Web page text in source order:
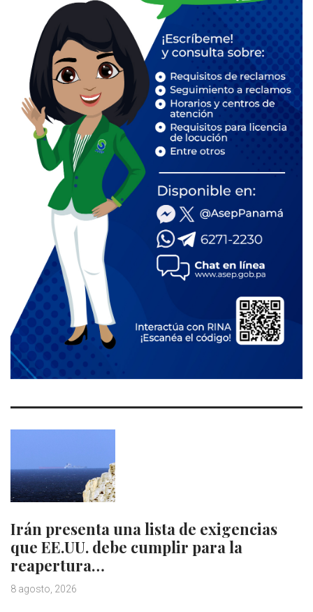
Irán presenta una lista de exigencias
que EE.UU. debe cumplir para la
reapertura…
8 agosto, 2026